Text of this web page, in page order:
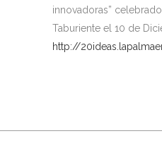
innovadoras”
Taburiente el 10 de
http://